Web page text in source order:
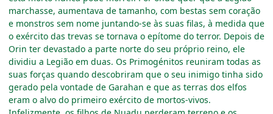
marchasse, aumentava de tamanho, com bestas sem coração
e monstros sem nome juntando-se às suas filas, à medida que
o exército das trevas se tornava o epítome do terror. Depois de
Orin ter devastado a parte norte do seu próprio reino, ele
dividiu a Legião em duas. Os Primogénitos reuniram todas as
suas forças quando descobriram que o seu inimigo tinha sido
gerado pela vontade de Garahan e que as terras dos elfos
eram o alvo do primeiro exército de mortos-vivos.